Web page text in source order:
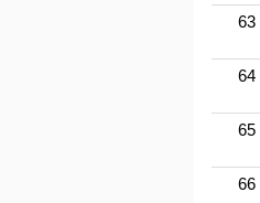
63
64
65
66